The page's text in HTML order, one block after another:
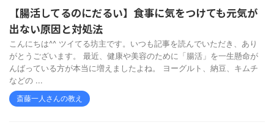
【腸活してるのにだるい】食事に気をつけても元気が
出ない原因と対処法
こんにちは^^ ツイてる坊主です。いつも記事を読んでいただき、あり
がとうございます。 最近、健康や美容のために「腸活」を一生懸命が
んばっている方が本当に増えましたよね。 ヨーグルト、納豆、キムチ
などの ...
斎藤一人さんの教え